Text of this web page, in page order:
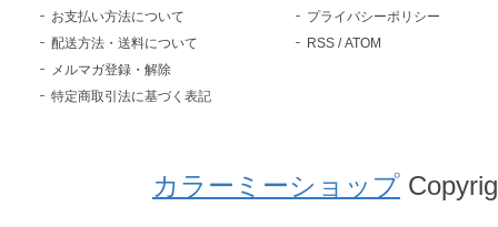
お支払い方法について
配送方法・送料について
メルマガ登録・解除
特定商取引法に基づく表記
プライバシーポリシー
RSS /ATOM
カラーミーショップ